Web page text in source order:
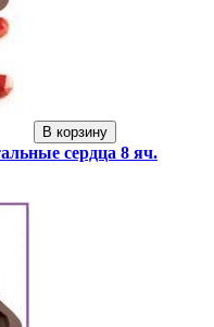
В корзину
сердца 8 яч.